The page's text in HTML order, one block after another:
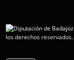
los derechos reservados.